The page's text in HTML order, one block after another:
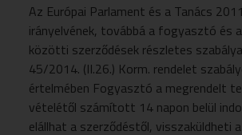
Az Európai Parlament és a Tanács
irányelvének, továbbá a fogyasztó és
közötti szerződések részletes
45/2014. (II.26.) Korm. rendelet
értelmében Fogyasztó a megrendelt
vételétől számított 14 napon belül
elállhat a szerződéstől, visszaküldheti